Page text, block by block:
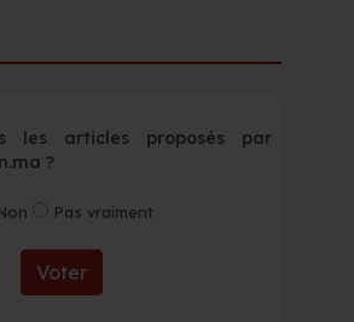
les articles proposés par
?
Pas vraiment
Voter